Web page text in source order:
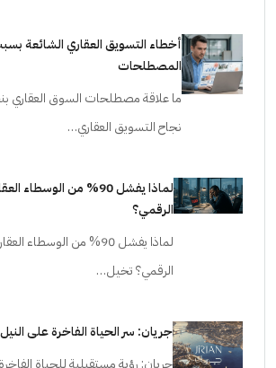
أخطاء التسويق العقاري الشائعة
المصطلحات
ما علاقة مصطلحات السوق العقاري
نجاح التسويق العقاري…
لماذا يفشل 90% من
الرقمي؟
لماذا يفشل 90% من الوسطاء
الرقمي؟ تخيل…
جريان: سر الحياة الفاخرة على
جريان: رؤية مستقبلية للحياة